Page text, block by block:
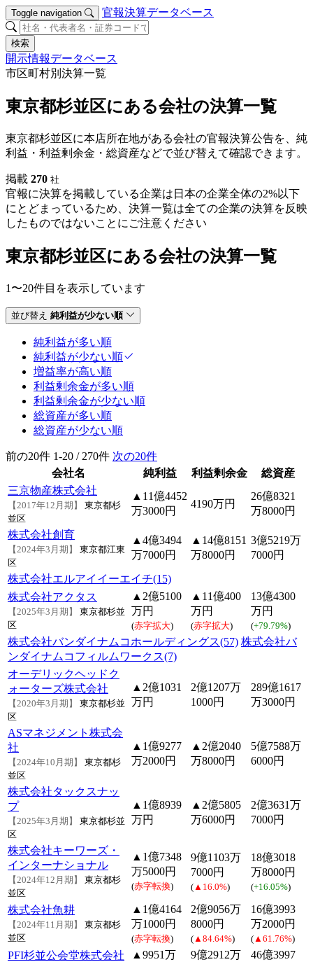
Toggle navigation 官報決算データベース
検索
開示情報データベース
市区町村別決算一覧
東京都杉並区にある会社の決算一覧
東京都杉並区に本店所在地がある会社の官報決算公告を、純
利益・利益剰余金・総資産などで並び替えて確認できます。
掲載 270 社
官報に決算を掲載している企業は日本の企業全体の2%以下
にとどまっているため、決算一覧は全ての企業の決算を反映
したものではないことにご注意ください
東京都杉並区にある会社の決算一覧
1〜20件目を表示しています
並び替え 純利益が少ない順
純利益が多い順
純利益が少ない順
増益率が高い順
利益剰余金が多い順
利益剰余金が少ない順
総資産が多い順
総資産が少ない順
前の20件 1-20 / 270件 次の20件
会社名
純利益 利益剰余金
総資産
三京物産株式会社
【2017年12月期】
東京都杉
並区
▲11億4452
万3000円
4190万円
26億8321
万8000円
株式会社創育
【2024年3月期】
東京都江東
区
▲4億3494
万7000円
▲14億8151
万8000円
3億5219万
7000円
株式会社エルアイイーエイチ(15)
株式会社アクタス
【2025年3月期】
東京都杉並
区
▲2億5100
万円
(赤字拡大)
▲11億400
万円
(赤字拡大)
13億4300
万円
(+79.79%)
株式会社バンダイナムコホールディングス(57) 株式会社バ
ンダイナムコフィルムワークス(7)
オーデリックヘッドク
ォーターズ株式会社
【2020年3月期】
東京都杉並
区
▲2億1031
万円
2億1207万
1000円
289億1617
万3000円
ASマネジメント株式会
社
【2024年10月期】
東京都杉
並区
▲1億9277
万2000円
▲2億2040
万8000円
5億7588万
6000円
株式会社タックスナッ
プ
【2025年3月期】
東京都杉並
区
▲1億8939
万円
▲2億5805
万6000円
2億3631万
7000円
株式会社キーワーズ・
インターナショナル
【2024年12月期】
東京都杉
並区
▲1億7348
万5000円
(赤字転換)
9億1103万
7000円
( ▲16.0%)
18億3018
万8000円
(+16.05%)
株式会社魚耕
【2024年11月期】
東京都杉
並区
▲1億4164
万1000円
(赤字転換)
2億9056万
8000円
( ▲84.64%)
16億3993
万2000円
( ▲61.76%)
PFI杉並公会堂株式会社
▲9951万
9億2912万
46億3997